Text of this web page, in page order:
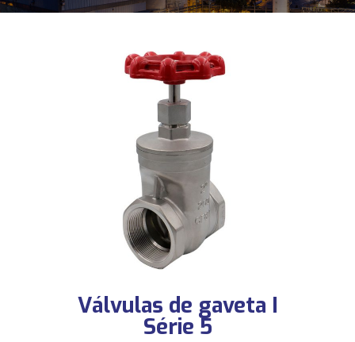
Válvulas de gaveta I
Série 5